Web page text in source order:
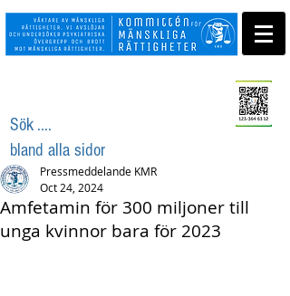
Sök ....
bland alla sidor
Amfetamin för 300 miljoner till
unga kvinnor bara för 2023
Pressmeddelande KMR
Oct 24, 2024